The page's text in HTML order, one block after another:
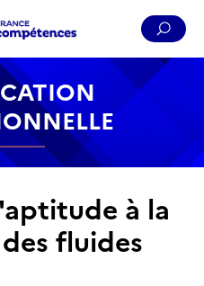
Menu Pied de page
à la
fluides